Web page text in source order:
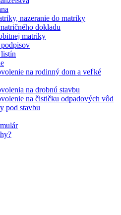
nazeranie do matriky
dokladu
matriky
na rodinný dom a veľké
na drobnú stavbu
na čističku odpadových vôd
pod stavbu